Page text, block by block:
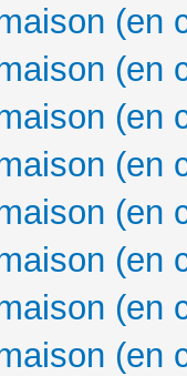
(en
(en
(en
(en
(en
(en
(en
(en